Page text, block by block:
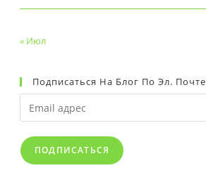
« Июл
Подписаться На Блог По Эл. Почте
Email
адрес
ПОДПИСАТЬСЯ